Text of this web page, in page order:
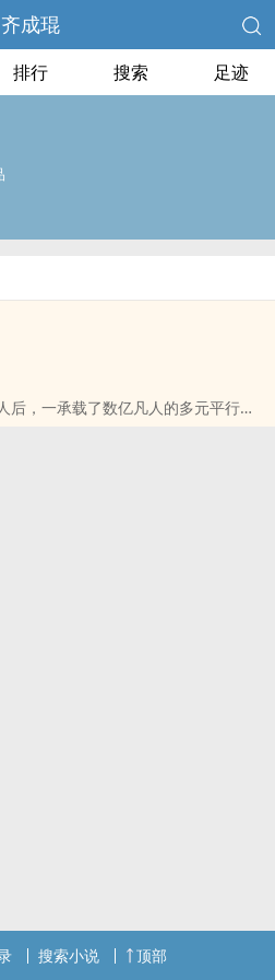
齐成琨
排行 搜索 足迹
后，一承载了数亿凡人的多元平行世
搜索小说 顶部